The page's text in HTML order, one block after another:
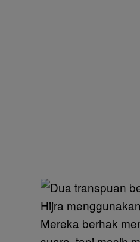
Hijra
Mereka berhak